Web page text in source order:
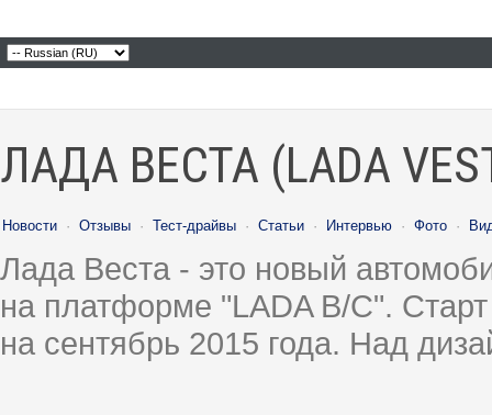
ЛАДА ВЕСТА (LADA
Новости · Отзывы · Тест-драйвы · Статьи · Интервью · Фото ·
Лада Веста - это новый
на платформе "LADA B/C".
на сентябрь 2015 года. Над